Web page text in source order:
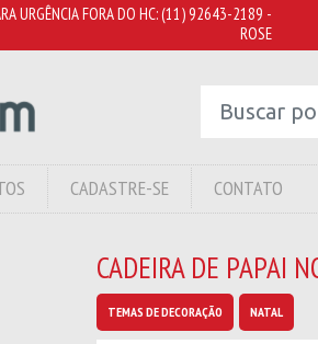
URGÊNCIA FORA DO HC:(11) 92643-2189 -
ROSE
CADASTRE-SE CONTATO
CADEIRA DE PAPAI
TEMAS DE DECORAÇÃO NATAL